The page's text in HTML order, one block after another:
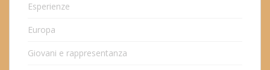
Esperienze
Europa
Giovani e rappresentanza